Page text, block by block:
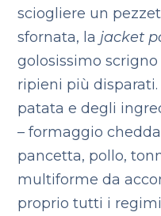
sciogliere un
sfornata, la jacket
golosissimo
ripieni più
patata e degli
– formaggio
pancetta, pollo,
multiforme da
proprio tutti i